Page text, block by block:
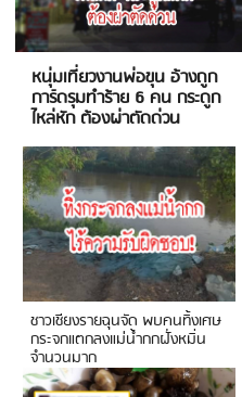
หนุ่มเที่ยวงานพ่อขุน อ้างถูก
การ์ดรุมทำร้าย 6 คน กระดูก
ไหล่หัก ต้องผ่าตัดด่วน
ชาวเชียงรายฉุนจัด พบคนทิ้งเศษ
กระจกแตกลงแม่น้ำกกฝั่งหมิ่น
จำนวนมาก